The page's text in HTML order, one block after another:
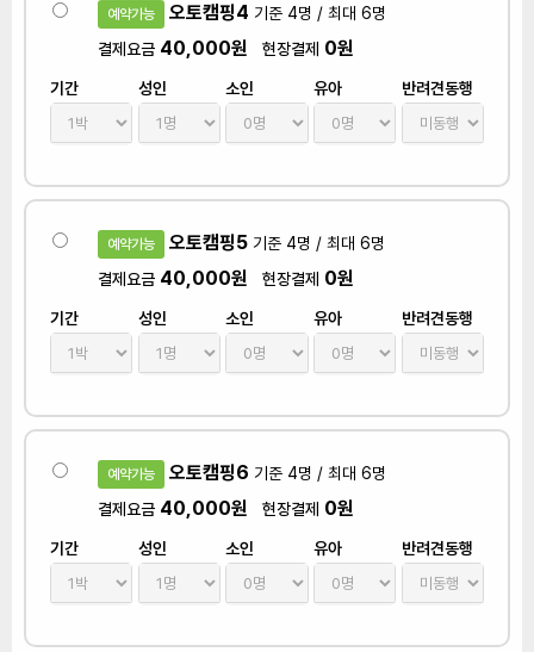
예약가능 오토캠핑4 기준 4명 / 최대 6명
결제요금 40,000원 현장결제 0원
기간 성인 소인 유아 반려견동행
예약가능 오토캠핑5 기준 4명 / 최대 6명
결제요금 40,000원 현장결제 0원
기간 성인 소인 유아 반려견동행
예약가능 오토캠핑6 기준 4명 / 최대 6명
결제요금 40,000원 현장결제 0원
기간 성인 소인 유아 반려견동행